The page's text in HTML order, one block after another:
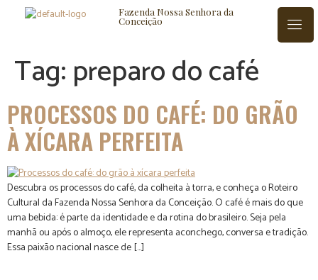
Fazenda Nossa Senhora da
Conceição
Tag:preparo do café
PROCESSOS DO CAFÉ: DO GRÃO
À XÍCARA PERFEITA
Descubra os processos do café, da colheita à torra, e conheça o Roteiro
Cultural da Fazenda Nossa Senhora da Conceição. O café é mais do que
uma bebida: é parte da identidade e da rotina do brasileiro. Seja pela
manhã ou após o almoço, ele representa aconchego, conversa e tradição.
Essa paixão nacional nasce de […]